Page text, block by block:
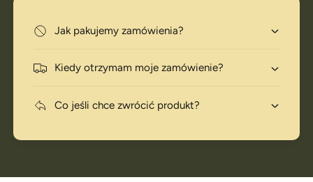
Jak pakujemy zamówienia?
Kiedy otrzymam moje zamówienie?
Co jeśli chce zwrócić produkt?